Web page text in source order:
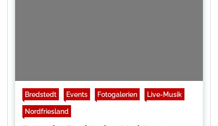
Bredstedt Events Fotogalerien Live-Musik
Nordfriesland